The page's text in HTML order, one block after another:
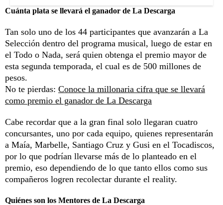
Cuánta plata se llevará el ganador de La Descarga
Tan solo uno de los 44 participantes que avanzarán a La
Selección dentro del programa musical, luego de estar en
el Todo o Nada, será quien obtenga el premio mayor de
esta segunda temporada, el cual es de 500 millones de
pesos.
No te pierdas: Conoce la millonaria cifra que se llevará
como premio el ganador de La Descarga
Cabe recordar que a la gran final solo llegaran cuatro
concursantes, uno por cada equipo, quienes representarán
a Maía, Marbelle, Santiago Cruz y Gusi en el Tocadiscos,
por lo que podrían llevarse más de lo planteado en el
premio, eso dependiendo de lo que tanto ellos como sus
compañeros logren recolectar durante el reality.
Quiénes son los Mentores de La Descarga